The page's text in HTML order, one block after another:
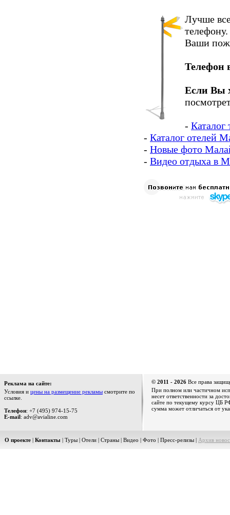
Лучше
Ваши
Телефон
Если Вы
-
- Каталог отелей
- Новые фото
- Видео отдыха в
Реклама на сайте:
Условия и цены на размещение рекламы смотрите по
ссылке.
Телефон: +7 (495) 974-15-75
E-mail: adv@avialine.com
© 2011 - 2026 Все права
При полном или частичном
несет ответственности за
сайте по текущему курсу ЦБ
сумма может отличаться от
О проекте | Контакты | Туры | Отели | Страны | Видео | Фото | Пресс-релизы | Архив